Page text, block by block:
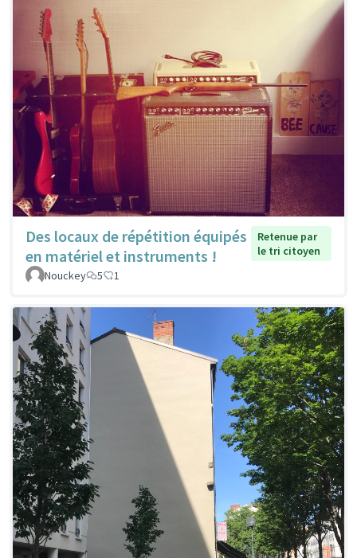
Des locaux de répétition équipés
en matériel et instruments !
Retenue par
le tri citoyen
Nouckey
5 1